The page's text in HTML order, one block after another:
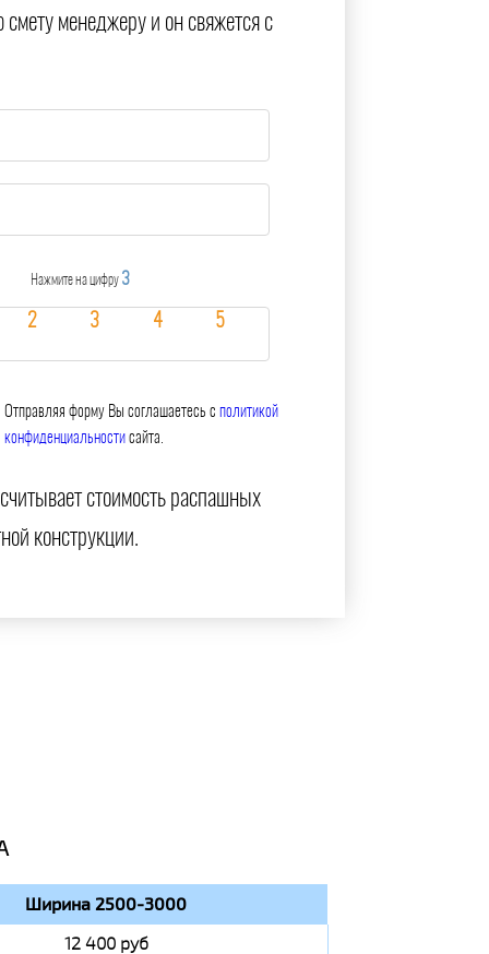
смету менеджеру и он свяжется с
Нажмите на цифру 3
Отправляя форму Вы соглашаетесь с политикой
конфиденциальности сайта.
стоимость распашных
конструкции.
Ширина 2500-3000
12 400 руб